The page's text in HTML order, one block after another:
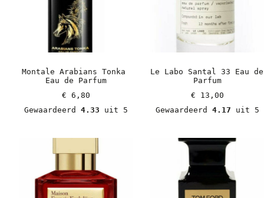
Montale Arabians Tonka
Eau de Parfum
€ 6,80
Gewaardeerd 4.33 uit 5
Le Labo Santal 33 Eau de
Parfum
€ 13,00
Gewaardeerd 4.17 uit 5